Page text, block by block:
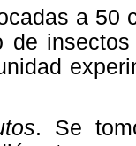
a 50
de
. Se